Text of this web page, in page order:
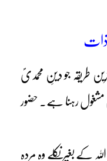
ذات
طریقہ جو دینِ محمدیؐ
مشغول رہنا ہے۔ حضور
کے بغیر نکلے وہ مردہ